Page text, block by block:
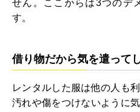
せん。ここからは3つのデ
す。
借り物だから気を遣って
レンタルした服は他の人も
汚れや傷をつけないように